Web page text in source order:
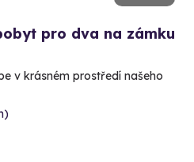
pro dva na zámku
v krásném prostředí našeho